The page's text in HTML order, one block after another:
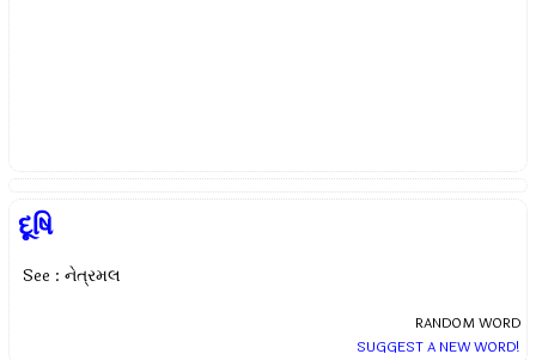
દૂષિ
See : નેત્રમલ
RANDOM WORD
SUGGEST A NEW WORD!